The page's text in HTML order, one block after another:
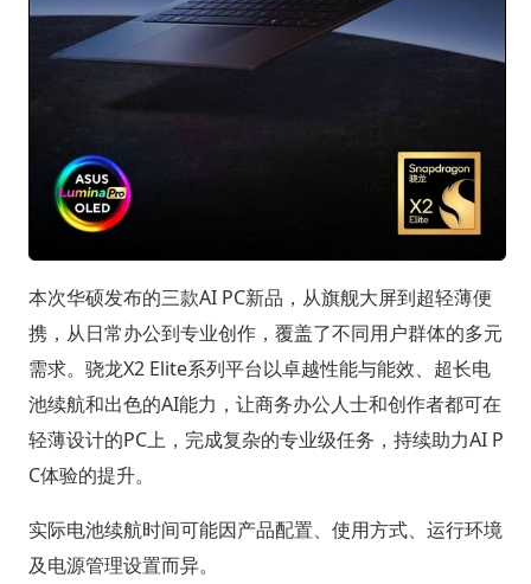
本次华硕发布的三款AI PC新品，从旗舰大屏到超轻薄便
携，从日常办公到专业创作，覆盖了不同用户群体的多元
需求。骁龙X2 Elite系列平台以卓越性能与能效、超长电
池续航和出色的AI能力，让商务办公人士和创作者都可在
轻薄设计的PC上，完成复杂的专业级任务，持续助力AI P
C体验的提升。
实际电池续航时间可能因产品配置、使用方式、运行环境
及电源管理设置而异。